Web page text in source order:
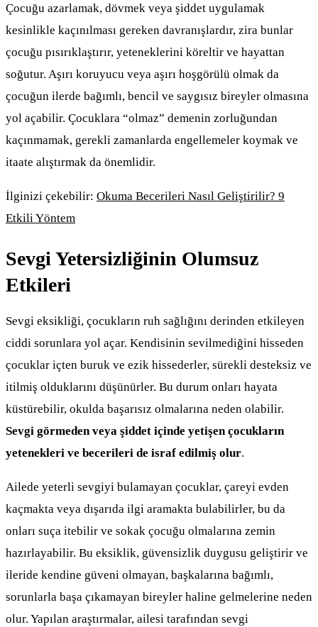
Çocuğu azarlamak, dövmek veya şiddet uygulamak
kesinlikle kaçınılması gereken davranışlardır, zira bunlar
çocuğu pısırıklaştırır, yeteneklerini köreltir ve hayattan
soğutur. Aşırı koruyucu veya aşırı hoşgörülü olmak da
çocuğun ilerde bağımlı, bencil ve saygısız bireyler olmasına
yol açabilir. Çocuklara “olmaz” demenin zorluğundan
kaçınmamak, gerekli zamanlarda engellemeler koymak ve
itaate alıştırmak da önemlidir.
İlginizi çekebilir: Okuma Becerileri Nasıl Geliştirilir? 9
Etkili Yöntem
Sevgi Yetersizliğinin Olumsuz
Etkileri
Sevgi eksikliği, çocukların ruh sağlığını derinden etkileyen
ciddi sorunlara yol açar. Kendisinin sevilmediğini hisseden
çocuklar içten buruk ve ezik hissederler, sürekli desteksiz ve
itilmiş olduklarını düşünürler. Bu durum onları hayata
küstürebilir, okulda başarısız olmalarına neden olabilir.
Sevgi görmeden veya şiddet içinde yetişen çocukların
yetenekleri ve becerileri de israf edilmiş olur.
Ailede yeterli sevgiyi bulamayan çocuklar, çareyi evden
kaçmakta veya dışarıda ilgi aramakta bulabilirler, bu da
onları suça itebilir ve sokak çocuğu olmalarına zemin
hazırlayabilir. Bu eksiklik, güvensizlik duygusu geliştirir ve
ileride kendine güveni olmayan, başkalarına bağımlı,
sorunlarla başa çıkamayan bireyler haline gelmelerine neden
olur. Yapılan araştırmalar, ailesi tarafından sevgi